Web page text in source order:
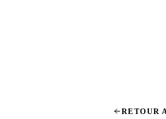
RETOUR